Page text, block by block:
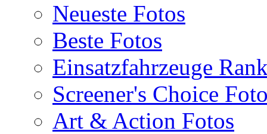
Neueste Fotos
Beste Fotos
Einsatzfahrzeuge
Screener's Choice
Art & Action Fotos